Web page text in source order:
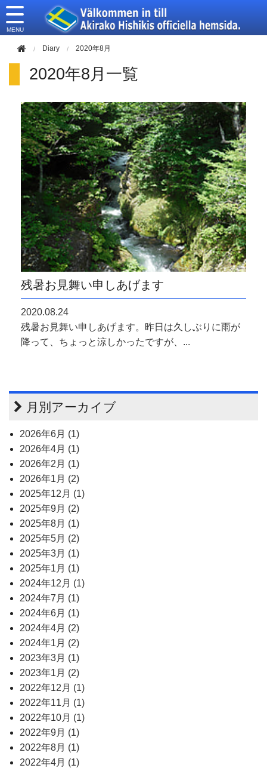
Diary 2020年8月
2020年8月一覧
残暑お見舞い申しあげます
2020.08.24
残暑お見舞い申しあげます。昨日は久しぶりに雨が
降って、ちょっと涼しかったですが、...
月別アーカイブ
2026年6月 (1)
2026年4月 (1)
2026年2月 (1)
2026年1月 (2)
2025年12月 (1)
2025年9月 (2)
2025年8月 (1)
2025年5月 (2)
2025年3月 (1)
2025年1月 (1)
2024年12月 (1)
2024年7月 (1)
2024年6月 (1)
2024年4月 (2)
2024年1月 (2)
2023年3月 (1)
2023年1月 (2)
2022年12月 (1)
2022年11月 (1)
2022年10月 (1)
2022年9月 (1)
2022年8月 (1)
2022年4月 (1)